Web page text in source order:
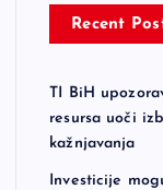
Recent
TI BiH
resursa uoči
kažnjavanja
Investicije